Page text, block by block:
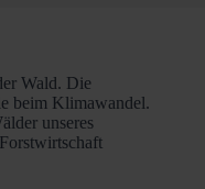
Wald. Die
beim Klimawandel.
unseres